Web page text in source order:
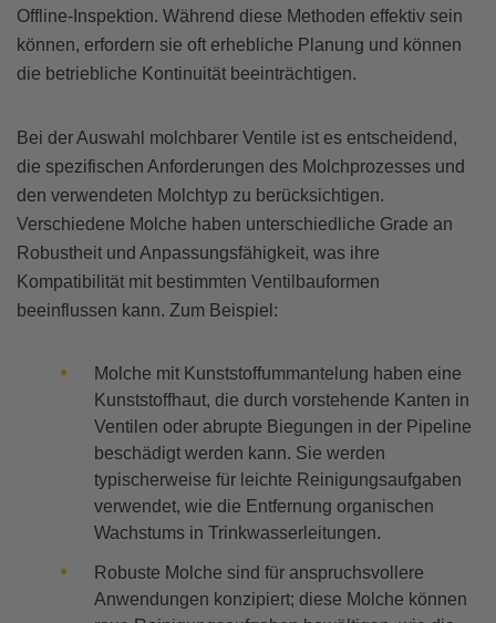
Offline-Inspektion. Während diese Methoden effektiv sein
können, erfordern sie oft erhebliche Planung und können
die betriebliche Kontinuität beeinträchtigen.
Bei der Auswahl molchbarer Ventile ist es entscheidend,
die spezifischen Anforderungen des Molchprozesses und
den verwendeten Molchtyp zu berücksichtigen.
Verschiedene Molche haben unterschiedliche Grade an
Robustheit und Anpassungsfähigkeit, was ihre
Kompatibilität mit bestimmten Ventilbauformen
beeinflussen kann. Zum Beispiel:
Molche mit Kunststoffummantelung haben eine
Kunststoffhaut, die durch vorstehende Kanten in
Ventilen oder abrupte Biegungen in der Pipeline
beschädigt werden kann. Sie werden
typischerweise für leichte Reinigungsaufgaben
verwendet, wie die Entfernung organischen
Wachstums in Trinkwasserleitungen.
Robuste Molche sind für anspruchsvollere
Anwendungen konzipiert; diese Molche können